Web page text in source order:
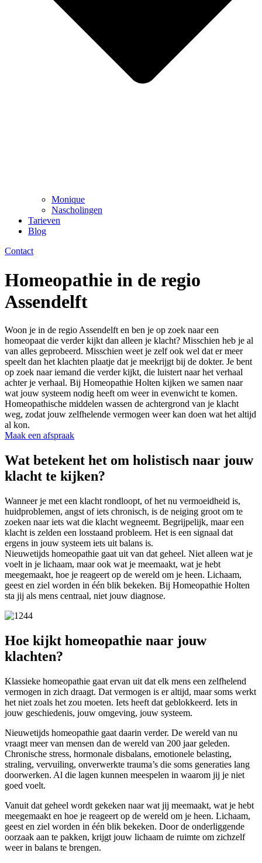
Monique
Nascholingen
Tarieven
Blog
Contact
Homeopathie in de regio
Assendelft
Woon je in de regio Assendelft en ben je op zoek naar een
homeopaat die verder kijkt dan alleen je klacht? Misschien heb je al
van alles geprobeerd. Misschien weet je zelf ook wel dat er meer
speelt dan het klachten plaatje dat je meekrijgt bij de dokter. Je bent
op zoek naar iemand die verder kijkt, die luistert naar het verhaal
achter je verhaal. Bij Homeopathie Holten kijken we samen naar
wat jouw systeem nodig heeft om weer in evenwicht te komen.
Homeopathische middelen wassen de achtergrond van je klacht
weg, zodat jouw zelfhelende vermogen weer kan doen wat het altijd
al kon.
Maak een afspraak
Wat betekent het om holistisch naar jouw
klacht te kijken?
Wanneer je met een klacht rondloopt, of het nu vermoeidheid is,
huidproblemen, angst of iets chronisch, is de neiging groot om te
zoeken naar iets wat die klacht wegneemt. Begrijpelijk, maar een
klacht is zelden een losstaand probleem. Het is een signaal dat
ergens in jouw systeem iets uit balans is.
Nieuwetijds homeopathie gaat uit van dat geheel. Niet alleen wat je
voelt in je lichaam, maar ook wat je meemaakt, wat je hebt
meegemaakt, hoe je reageert op de wereld om je heen. Lichaam,
geest en ziel worden in één blik bekeken. Bij Homeopathie Holten
sta jij als mens centraal, niet jouw diagnose.
Hoe kijkt homeopathie naar jouw
klachten?
Klassieke homeopathie gaat ervan uit dat elk mens een zelfhelend
vermogen in zich draagt. Dat vermogen is er altijd, maar soms werkt
het niet zoals het zou moeten. Iets heeft dat geblokkeerd. Iets in
jouw geschiedenis, jouw omgeving, jouw systeem.
Nieuwetijds homeopathie gaat daarin verder. De wereld van nu
vraagt meer van mensen dan de wereld van 200 jaar geleden.
Chronische stress, hormonale disbalans, emotionele belasting,
straling, vervuiling, onverwerkte trauma’s die soms generaties lang
doorwerken. Al die lagen kunnen meespelen in waarom jij je niet
goed voelt.
Vanuit dat geheel wordt gekeken naar wat jij meemaakt, wat je hebt
meegemaakt en hoe je reageert op de wereld om je heen. Lichaam,
geest en ziel worden in één blik bekeken. Door de onderliggende
oorzaak aan te pakken, krijgt jouw lichaam de ruimte om zichzelf
weer in balans te brengen.